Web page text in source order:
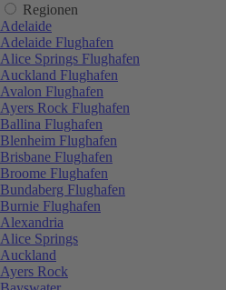
Regionen
Adelaide
Adelaide Flughafen
Alice Springs Flughafen
Auckland Flughafen
Avalon Flughafen
Ayers Rock Flughafen
Ballina Flughafen
Blenheim Flughafen
Brisbane Flughafen
Broome Flughafen
Bundaberg Flughafen
Burnie Flughafen
Alexandria
Alice Springs
Auckland
Ayers Rock